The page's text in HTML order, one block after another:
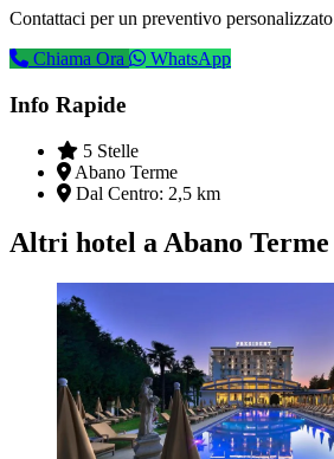
Contattaci per un preventivo personalizzato
Chiama Ora
WhatsApp
Info Rapide
5 Stelle
Abano Terme
Dal Centro: 2,5 km
Altri hotel a Abano Terme